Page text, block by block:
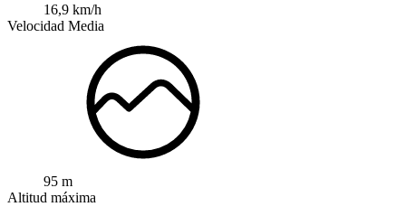
16,9 km/h
Velocidad Media
95 m
Altitud máxima